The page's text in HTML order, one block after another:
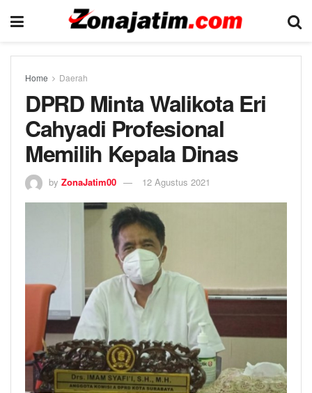
Home Daerah
DPRD Minta Walikota Eri
Cahyadi Profesional
Memilih Kepala Dinas
by ZonaJatim00 12 Agustus 2021